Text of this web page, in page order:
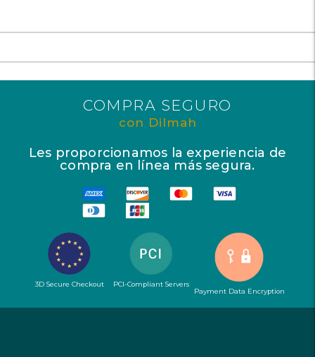
COMPRA SEGURO
con Dilmah
Les proporcionamos la experiencia de
compra en línea más segura.
3D Secure Checkout
PCI-Compliant Servers
Payment Data Encryption